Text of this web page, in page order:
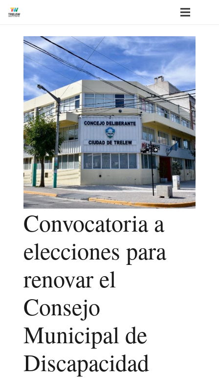
Convocatoria a
elecciones para
renovar el
Consejo
Municipal de
Discapacidad